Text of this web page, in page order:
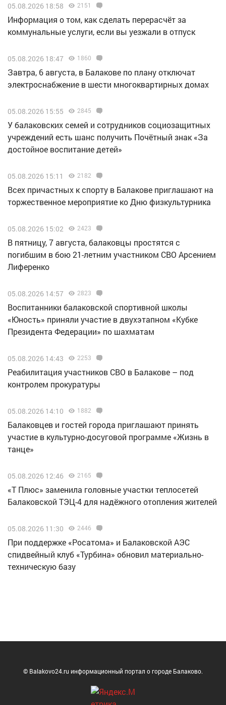
05.08.2026 18:58 2151
Информация о том, как сделать перерасчёт за
коммунальные услуги, если вы уезжали в отпуск
05.08.2026 18:47 1860
Завтра, 6 августа, в Балакове по плану отключат
электроснабжение в шести многоквартирных домах
05.08.2026 15:55 2845
У балаковских семей и сотрудников социозащитных
учреждений есть шанс получить Почётный знак «За
достойное воспитание детей»
05.08.2026 15:11 2182
Всех причастных к спорту в Балакове приглашают на
торжественное мероприятие ко Дню физкультурника
05.08.2026 15:02 2423
В пятницу, 7 августа, балаковцы простятся с
погибшим в бою 21-летним участником СВО Арсением
Лиференко
05.08.2026 14:57 2823
Воспитанники балаковской спортивной школы
«Юность» приняли участие в двухэтапном «Кубке
Президента Федерации» по шахматам
05.08.2026 14:43 2253
Реабилитация участников СВО в Балакове – под
контролем прокуратуры
05.08.2026 14:10 1882
Балаковцев и гостей города приглашают принять
участие в культурно-досуговой программе «Жизнь в
танце»
05.08.2026 12:46 2165
«Т Плюс» заменила головные участки теплосетей
Балаковской ТЭЦ-4 для надёжного отопления жителей
05.08.2026 11:30 2446
При поддержке «Росатома» и Балаковской АЭС
спидвейный клуб «Турбина» обновил материально-
техническую базу
© Balakovo24.ru информационный портал о городе Балаково.